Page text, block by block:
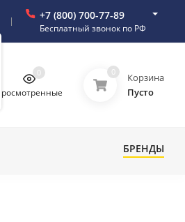
+7 (800) 700-77-89
Бесплатный звонок по РФ
Просмотренные
0 0
Корзина
Пусто
БРЕНДЫ